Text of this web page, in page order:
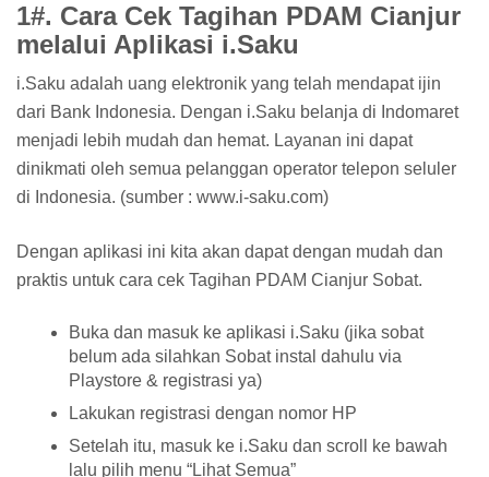
1#. Cara Cek Tagihan PDAM Cianjur
melalui Aplikasi i.Saku
i.Saku adalah uang elektronik yang telah mendapat ijin
dari Bank Indonesia. Dengan i.Saku belanja di Indomaret
menjadi lebih mudah dan hemat. Layanan ini dapat
dinikmati oleh semua pelanggan operator telepon seluler
di Indonesia. (sumber : www.i-saku.com)
Dengan aplikasi ini kita akan dapat dengan mudah dan
praktis untuk cara cek Tagihan PDAM Cianjur Sobat.
Buka dan masuk ke aplikasi i.Saku (jika sobat
belum ada silahkan Sobat instal dahulu via
Playstore & registrasi ya)
Lakukan registrasi dengan nomor HP
Setelah itu, masuk ke i.Saku dan scroll ke bawah
lalu pilih menu “Lihat Semua”